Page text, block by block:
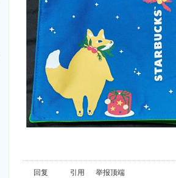
回复 引用 举报顶端